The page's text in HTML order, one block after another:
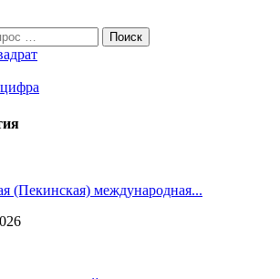
(Пекинская) международная...